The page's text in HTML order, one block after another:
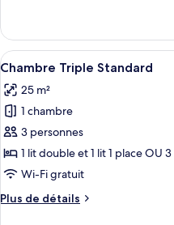
Chambre
Double
Supérieure
le
type
de
Chambre
Double
Supérieure
Afficher
toutes
les
photos
pour
ce
type
chambre :
2
Chambre Triple Standard
25 m²
1 chambre
3 personnes
1 lit double et 1 lit 1 place OU 3
Wi-Fi gratuit
Plus de détails
Plus